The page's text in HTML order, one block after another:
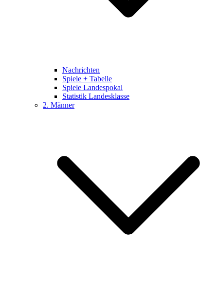
Nachrichten
Spiele + Tabelle
Spiele Landespokal
Statistik Landesklasse
2. Männer